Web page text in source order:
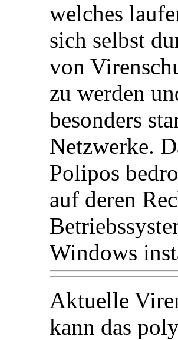
welches
sich selbst
von
zu werden
besonders
Netzwerke.
Polipos
auf deren
Windows
Aktuelle
kann das